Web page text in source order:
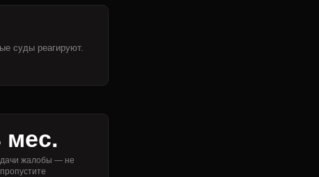
суды реагируют.
мес.
жалобы — не
пропустите